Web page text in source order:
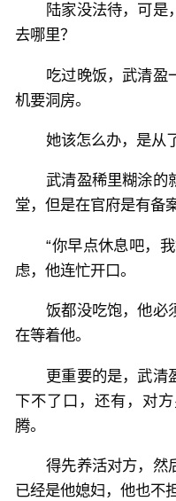
陆家没法待，可是
去哪里？
吃过晚饭，武清盈
机要洞房。
她该怎么办，是
武清盈稀里糊涂的
堂，但是在官府是有备
“你早点休息吧，
虑，他连忙开口。
饭都没吃饱，他必
在等着他。
更重要的是，武清
下不了口，还有，对
腾。
得先养活对方，然
已经是他媳妇，他也不